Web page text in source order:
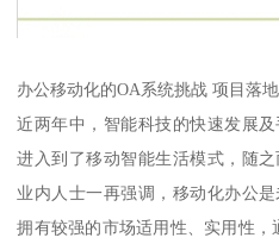
办公移动化的OA系统挑战 项目落
近两年中，智能科技的快速发展
进入到了移动智能生活模式，随
业内人士一再强调，移动化办公
拥有较强的市场适用性、实用性